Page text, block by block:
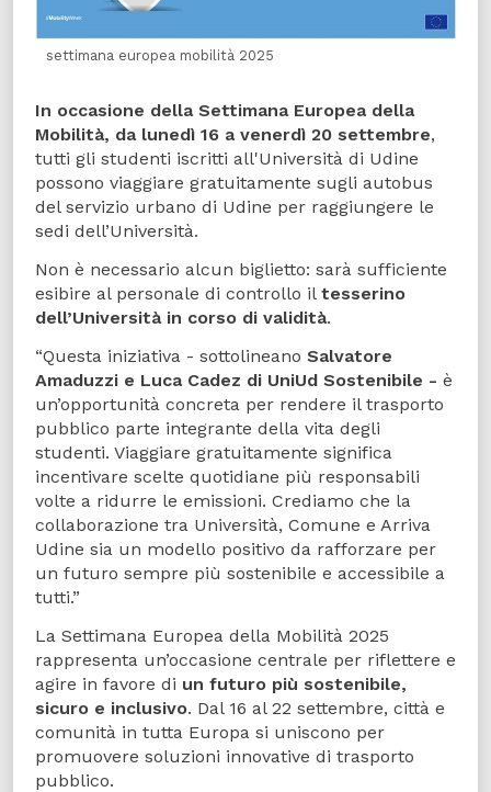
settimana europea mobilità 2025
In occasione della Settimana Europea della
Mobilità, da lunedì 16 a venerdì 20 settembre,
tutti gli studenti iscritti all'Università di Udine
possono viaggiare gratuitamente sugli autobus
del servizio urbano di Udine per raggiungere le
sedi dell’Università.
Non è necessario alcun biglietto: sarà sufficiente
esibire al personale di controllo il tesserino
dell’Università in corso di validità.
“Questa iniziativa - sottolineano Salvatore
Amaduzzi e Luca Cadez di UniUd Sostenibile - è
un’opportunità concreta per rendere il trasporto
pubblico parte integrante della vita degli
studenti. Viaggiare gratuitamente significa
incentivare scelte quotidiane più responsabili
volte a ridurre le emissioni. Crediamo che la
collaborazione tra Università, Comune e Arriva
Udine sia un modello positivo da rafforzare per
un futuro sempre più sostenibile e accessibile a
tutti.”
La Settimana Europea della Mobilità 2025
rappresenta un’occasione centrale per riflettere e
agire in favore di un futuro più sostenibile,
sicuro e inclusivo. Dal 16 al 22 settembre, città e
comunità in tutta Europa si uniscono per
promuovere soluzioni innovative di trasporto
pubblico.